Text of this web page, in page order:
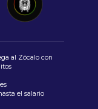
al Zócalo con
el salario